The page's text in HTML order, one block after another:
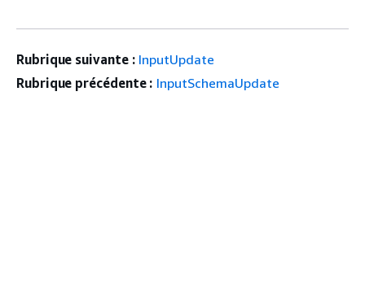
Rubrique suivante : InputUpdate
Rubrique précédente : InputSchemaUpdate